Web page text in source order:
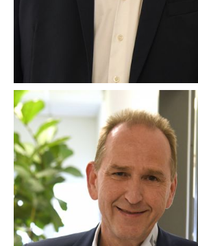
DIPL.-ING.
CHRISTIAN BRINKMANN